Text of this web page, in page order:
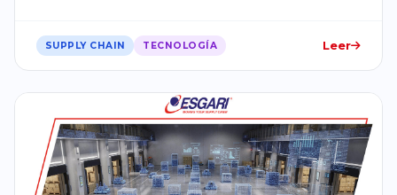
SUPPLY CHAIN TECNOLOGÍA Leer